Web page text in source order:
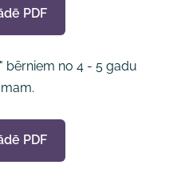
PDF
bērniem no 4 - 5 gadu
PDF